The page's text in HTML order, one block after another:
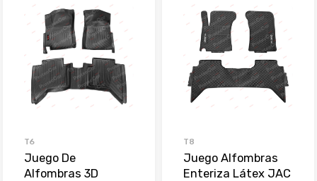
T6
Juego De
Alfombras 3D
T8
Juego Alfombras
Enteriza Látex JAC